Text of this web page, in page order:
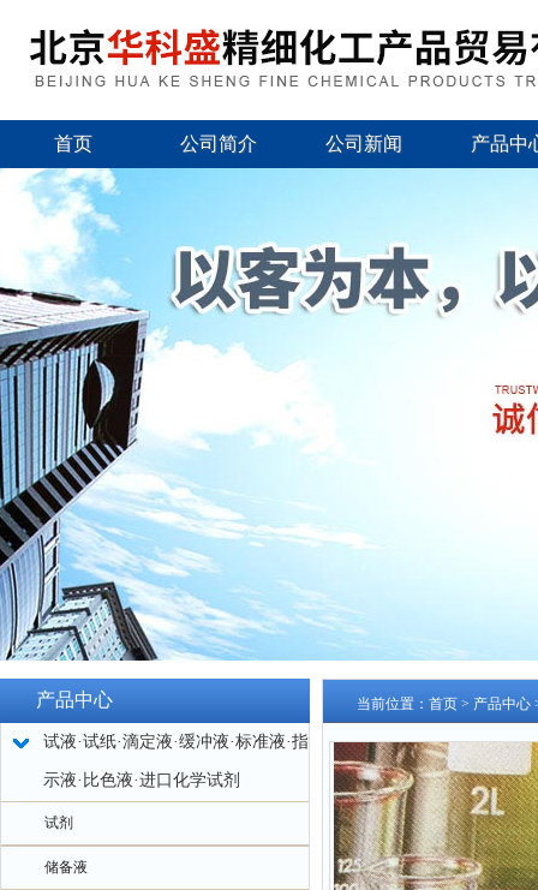
首页 公司简介 公司新闻 产品中
产品中心
试液·试纸·滴定液·缓冲液·标准液·指
示液·比色液·进口化学试剂
试剂
储备液
当前位置： 首页 > 产品中心